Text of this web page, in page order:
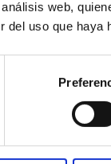
web,
del uso que haya
rentable.
Taberna